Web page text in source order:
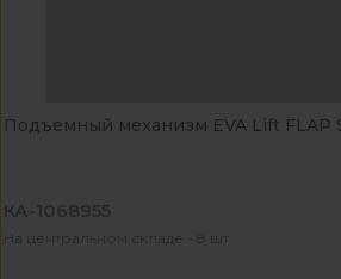
Подъемный механизм EVA Lift FLAP
КА-1068955
На центральном складе - 8 шт